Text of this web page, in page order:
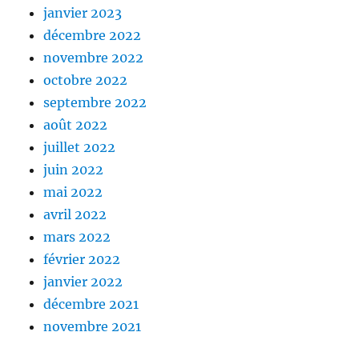
janvier 2023
décembre 2022
novembre 2022
octobre 2022
septembre 2022
août 2022
juillet 2022
juin 2022
mai 2022
avril 2022
mars 2022
février 2022
janvier 2022
décembre 2021
novembre 2021